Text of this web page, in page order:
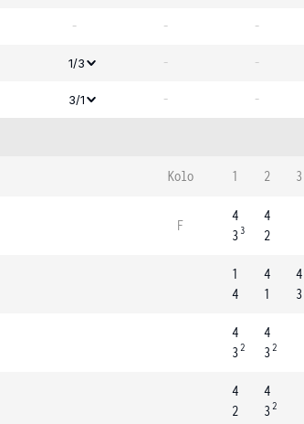
- - -
1/3 - -
3/1 - -
Kolo 1 2 3
F
4
3 3
4
2
1
4
4
1
4
3
4
32
4
32
4
2
4
32